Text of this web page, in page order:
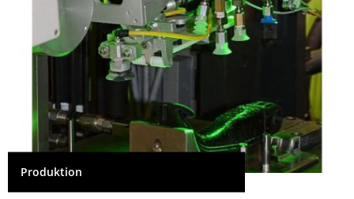
Produktion